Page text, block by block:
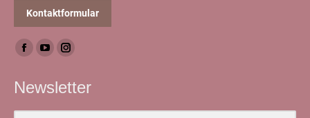
Kontaktformular
Finden Sie uns auf:
Facebook
opens
in
YouTube
opens
in
Instagram
opens
in
Newsletter